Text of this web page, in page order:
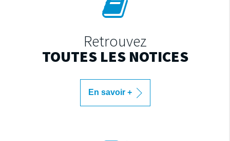
Retrouvez
TOUTES LES NOTICES
En savoir +